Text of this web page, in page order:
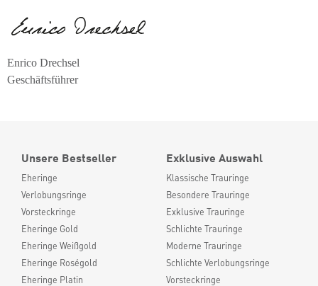
Enrico Drechsel
Geschäftsführer
Unsere Bestseller
Eheringe
Verlobungsringe
Vorsteckringe
Eheringe Gold
Eheringe Weißgold
Eheringe Roségold
Eheringe Platin
Exklusive Auswahl
Klassische Trauringe
Besondere Trauringe
Exklusive Trauringe
Schlichte Trauringe
Moderne Trauringe
Schlichte Verlobungsringe
Vorsteckringe